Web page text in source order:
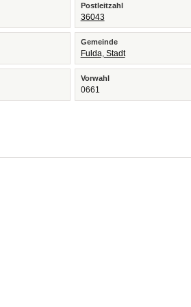
Postleitzahl
36043
Gemeinde
Fulda, Stadt
Vorwahl
0661